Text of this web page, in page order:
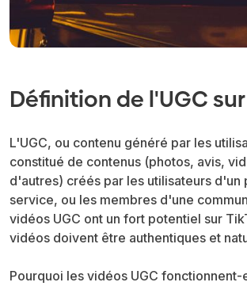
Définition de l'UGC
L'UGC, ou contenu généré par les
constitué de contenus (photos, avis,
d'autres) créés par les utilisateurs d'un
service, ou les membres d'une
vidéos UGC ont un fort potentiel sur
vidéos doivent être authentiques et
Pourquoi les vidéos UGC